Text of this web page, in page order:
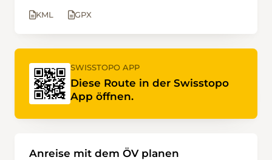
KML GPX
SWISSTOPO APP
Diese Route in der Swisstopo
App öffnen.
Anreise mit dem ÖV planen